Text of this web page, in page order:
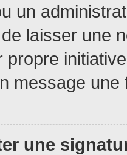
un
laisser une
propre
message une
une